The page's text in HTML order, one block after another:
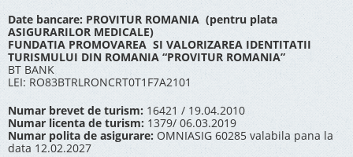
Date bancare: PROVITUR ROMANIA (pentru plata
ASIGURARILOR MEDICALE)
FUNDATIA PROMOVAREA SI VALORIZAREA IDENTITATII
TURISMULUI DIN ROMANIA “PROVITUR ROMANIA”
BT BANK
LEI: RO83BTRLRONCRT0T1F7A2101
Numar brevet de turism: 16421 / 19.04.2010
Numar licenta de turism: 1379/ 06.03.2019
Numar polita de asigurare: OMNIASIG 60285 valabila pana la
data 12.02.2027